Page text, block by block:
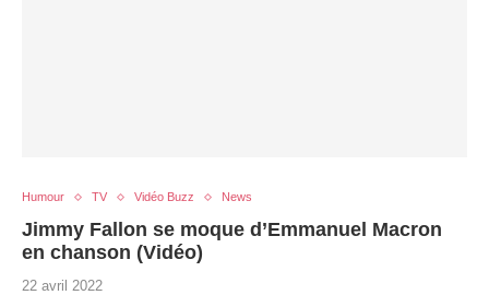
Humour TV Vidéo Buzz News
Jimmy Fallon se moque d’Emmanuel Macron
en chanson (Vidéo)
22 avril 2022